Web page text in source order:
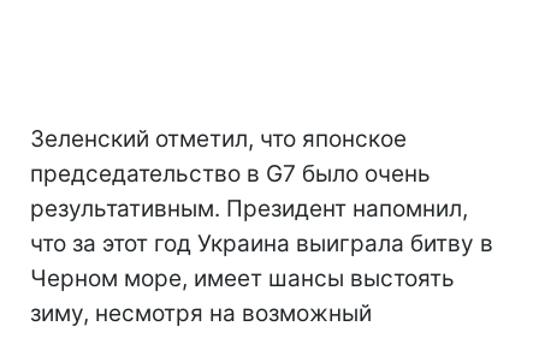
Зеленский отметил, что японское
председательство в G7 было очень
результативным. Президент напомнил,
что за этот год Украина выиграла битву в
Черном море, имеет шансы выстоять
зиму, несмотря на возможный